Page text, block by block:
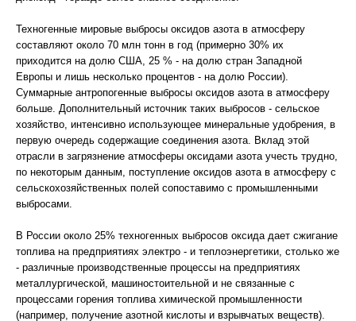
Техногенные мировые выбросы оксидов азота в атмосферу
составляют около 70 млн тонн в год (примерно 30% их
приходится на долю США, 25 % - на долю стран Западной
Европы и лишь несколько процентов - на долю России).
Суммарные антропогенные выбросы оксидов азота в атмосферу
больше. Дополнительный источник таких выбросов - сельское
хозяйство, интенсивно использующее минеральные удобрения, в
первую очередь содержащие соединения азота. Вклад этой
отрасли в загрязнение атмосферы оксидами азота учесть трудно,
по некоторым данным, поступление оксидов азота в атмосферу с
сельскохозяйственных полей сопоставимо с промышленными
выбросами.
В России около 25% техногенных выбросов оксида дает сжигание
топлива на предприятиях электро - и теплоэнергетики, столько же
- различные производственные процессы на предприятиях
металлургической, машиностоительной и не связанные с
процессами горения топлива химической промышленности
(например, получение азотной кислоты и взрывчатых веществ).